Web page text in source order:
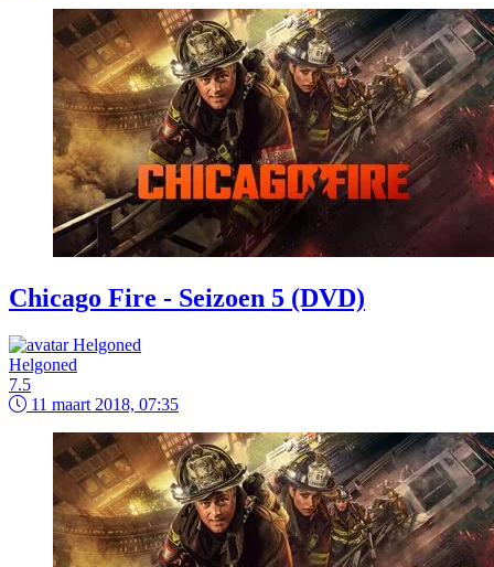
Chicago Fire - Seizoen 5 (DVD)
Helgoned
7.5
11 maart 2018, 07:35